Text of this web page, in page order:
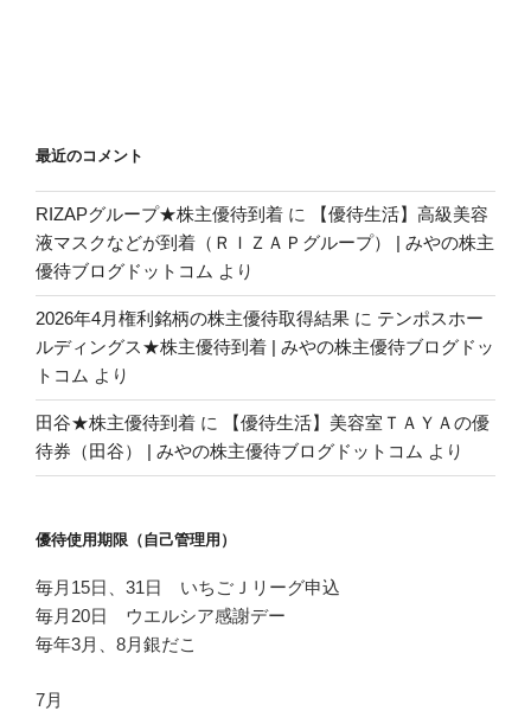
最近のコメント
RIZAPグループ★株主優待到着 に
【優待生活】高級美容
液マスクなどが到着（ＲＩＺＡＰグループ） | みやの株主
優待ブログドットコム より
2026年4月権利銘柄の株主優待取得結果 に テンポスホー
ルディングス★株主優待到着 | みやの株主優待ブログドッ
トコム より
田谷★株主優待到着 に
【優待生活】美容室ＴＡＹＡの優
待券（田谷） | みやの株主優待ブログドットコム より
優待使用期限（自己管理用）
毎月15日、31日 いちごＪリーグ申込
毎月20日 ウエルシア感謝デー
毎年3月、8月銀だこ
7月